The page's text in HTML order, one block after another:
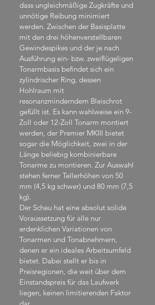
dass ungleichmäßige Zugkräfte und
unnötige Reibung minimiert
werden. Zwischen der Basisplatte
mit den drei höhenverstellbaren
Gewindespikes und der je nach
Ausführung ein- bzw. zweiflügeligen
Tonarmbasis befindet sich ein
zylindrischer Ring, dessen
Hohlraum mit
resonanzminderndem Bleischrot
gefüllt ist. Es kann wahlweise ein 9-
Zoll oder 12-Zoll Tonarm montiert
werden, der Premier MKIII bietet
sogar die Möglichkeit, zwei in der
Länge beliebig kombinierbare
Tonarme zu montieren. Zur Auswahl
stehen ferner Tellerhöhen von 50
mm (4,5 kg schwer) und 80 mm (7,5
kg).
Der Scheu hat eine absolut solide
Voraussetzung für alle nur
erdenklichen Variationen von
Tonarmen und Tonabnehmern,
denen er ein ideales Arbeitsumfeld
bietet. Dabei stellt er bis in
Preisregionen, die weit über dem
Einstandspreis für das Laufwerk
liegen, keinen limitierenden Faktor